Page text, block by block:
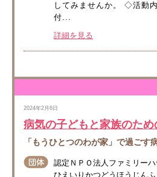
してみませんか。 ◇活動
付...
詳細を見る
2024年2月6日
病気の子どもと家族のた
「もうひとつのわが家」で過ご
認定ＮＰＯ法人ファミリーハ
ひえいりかつどうほうじん